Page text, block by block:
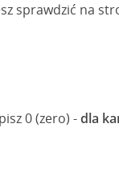
sprawdzić na
0 (zero) -dla